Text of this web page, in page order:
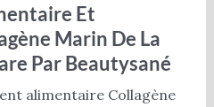
Et
Marin De La
Par Beautysané
alimentaire Collagène